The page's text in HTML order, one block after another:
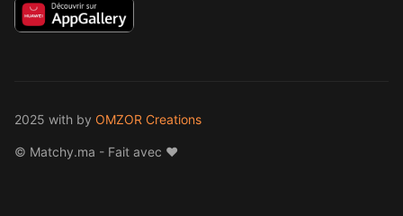
2025 with by OMZOR Creations
© Matchy.ma - Fait avec ❤️